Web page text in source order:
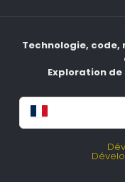
Technologie, code,
Exploration de